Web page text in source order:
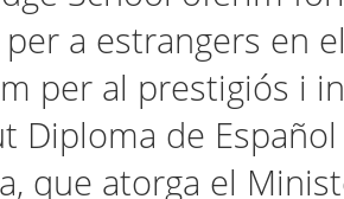
a estrangers en
per al prestigiós i
Diploma de
que atorga el